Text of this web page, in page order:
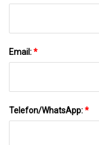
Email:*
Telefon/WhatsApp:*